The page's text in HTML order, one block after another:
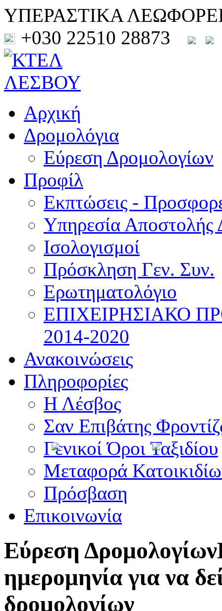
ΥΠΕΡΑΣΤΙΚΑ
+030 22510 28873
Αρχική
Δρομολόγια
Εύρεση Δρομολογίων
Προφίλ
Εκπτώσεις -
Υπηρεσία Αποστολής
Ισολογισμοί
Πρόσκληση Γεν. Συν.
Ερωτηματολόγιο
ΕΠΙΧΕΙΡΗΣΙΑΚΟ
2014-2020
Ανακοινώσεις
Πληροφορίες
Η Λέσβος
Σαν Επιβάτης
Γενικοί Όροι Ταξιδίου
Μεταφορά
Πρόσβαση
Επικοινωνία
Εύρεση Δρομολογίων
ημερομηνία για να
δρομολογίων